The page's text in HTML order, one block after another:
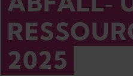
2025